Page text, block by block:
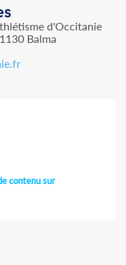
d'Occitanie
Balma
contenu sur